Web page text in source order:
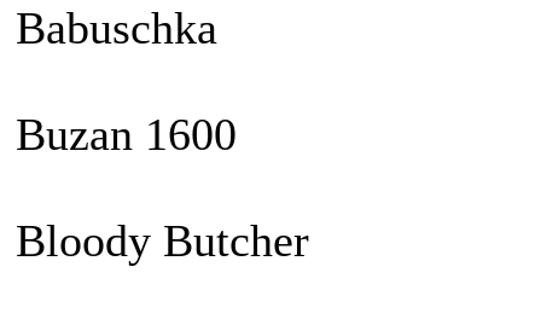
Babuschka
Buzan 1600
Bloody Butcher